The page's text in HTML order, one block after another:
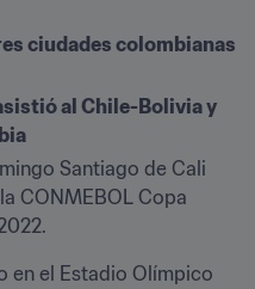
ciudades colombianas
al Chile-Bolivia y
Santiago de Cali
CONMEBOL Copa
en el Estadio Olímpico